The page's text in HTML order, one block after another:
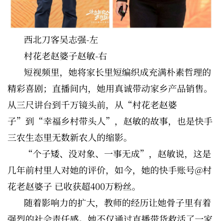
西北刀客吴志强-左
村花老赵婆子赵敏-右
短视频里，她将家长里短编织成充满朴素哲理的
精彩喜剧；直播间内，她用真诚带动家乡产品销售。
从三尺讲台到千万镜头前，从“村花老赵婆
子”到“幸福乡村带头人”，赵敏的故事，也是快手
三农生态里无数新农人的缩影。
“个子矮、没对象、一事无成”，赵敏说，这是
几年前村里人对她的评价，如今，她的快手账号@村
花老赵婆子 已收获超400万粉丝。
随着影响力的扩大，教师的经历让她骨子里有着
强烈的社会责任感。她不仅通过直播带货救活了一家